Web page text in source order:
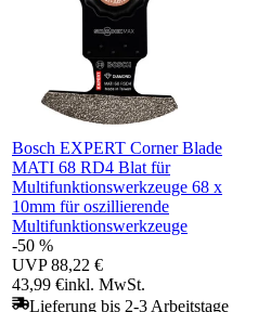
Bosch EXPERT Corner Blade
MATI 68 RD4 Blat für
Multifunktionswerkzeuge 68 x
10mm für oszillierende
Multifunktionswerkzeuge
-50 %
UVP 88,22 €
43,99 €inkl. MwSt.
Lieferung bis 2-3 Arbeitstage